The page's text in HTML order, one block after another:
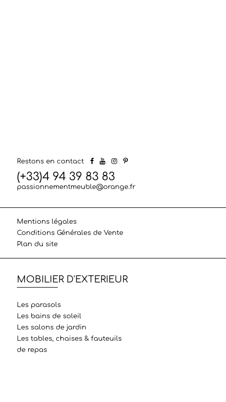
Restons en contact
(+33)4 94 39 83 83
passionnementmeuble@orange.fr
Mentions légales
Conditions Générales de Vente
Plan du site
MOBILIER D'EXTERIEUR
Les parasols
Les bains de soleil
Les salons de jardin
Les tables, chaises & fauteuils
de repas